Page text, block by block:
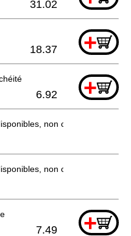
31.02
+
18.37
+
6.92
non commandable
non commandable
+
7.49